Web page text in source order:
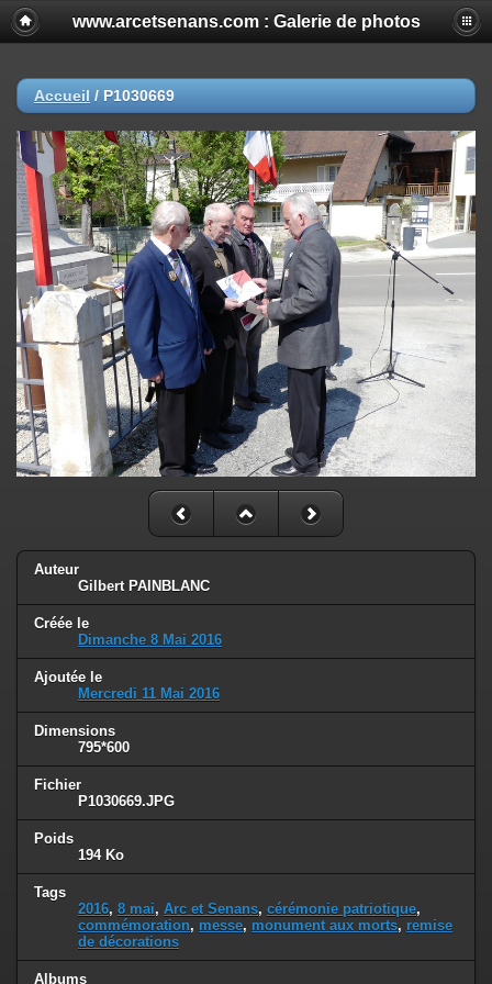
www.arcetsenans.com : Galerie de photos
Accueil / P1030669
Auteur
Gilbert PAINBLANC
Créée le
Dimanche 8 Mai 2016
Ajoutée le
Mercredi 11 Mai 2016
Dimensions
795*600
Fichier
P1030669.JPG
Poids
194 Ko
Tags
2016, 8 mai, Arc et Senans, cérémonie patriotique,
commémoration, messe, monument aux morts, remise
de décorations
Albums